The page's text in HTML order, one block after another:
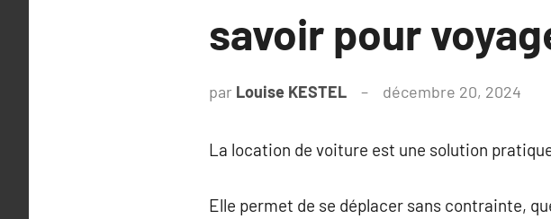
savoir pour
par Louise KESTEL décembre 20, 2024
La location de voiture est une solution
Elle permet de se déplacer sans contrainte,